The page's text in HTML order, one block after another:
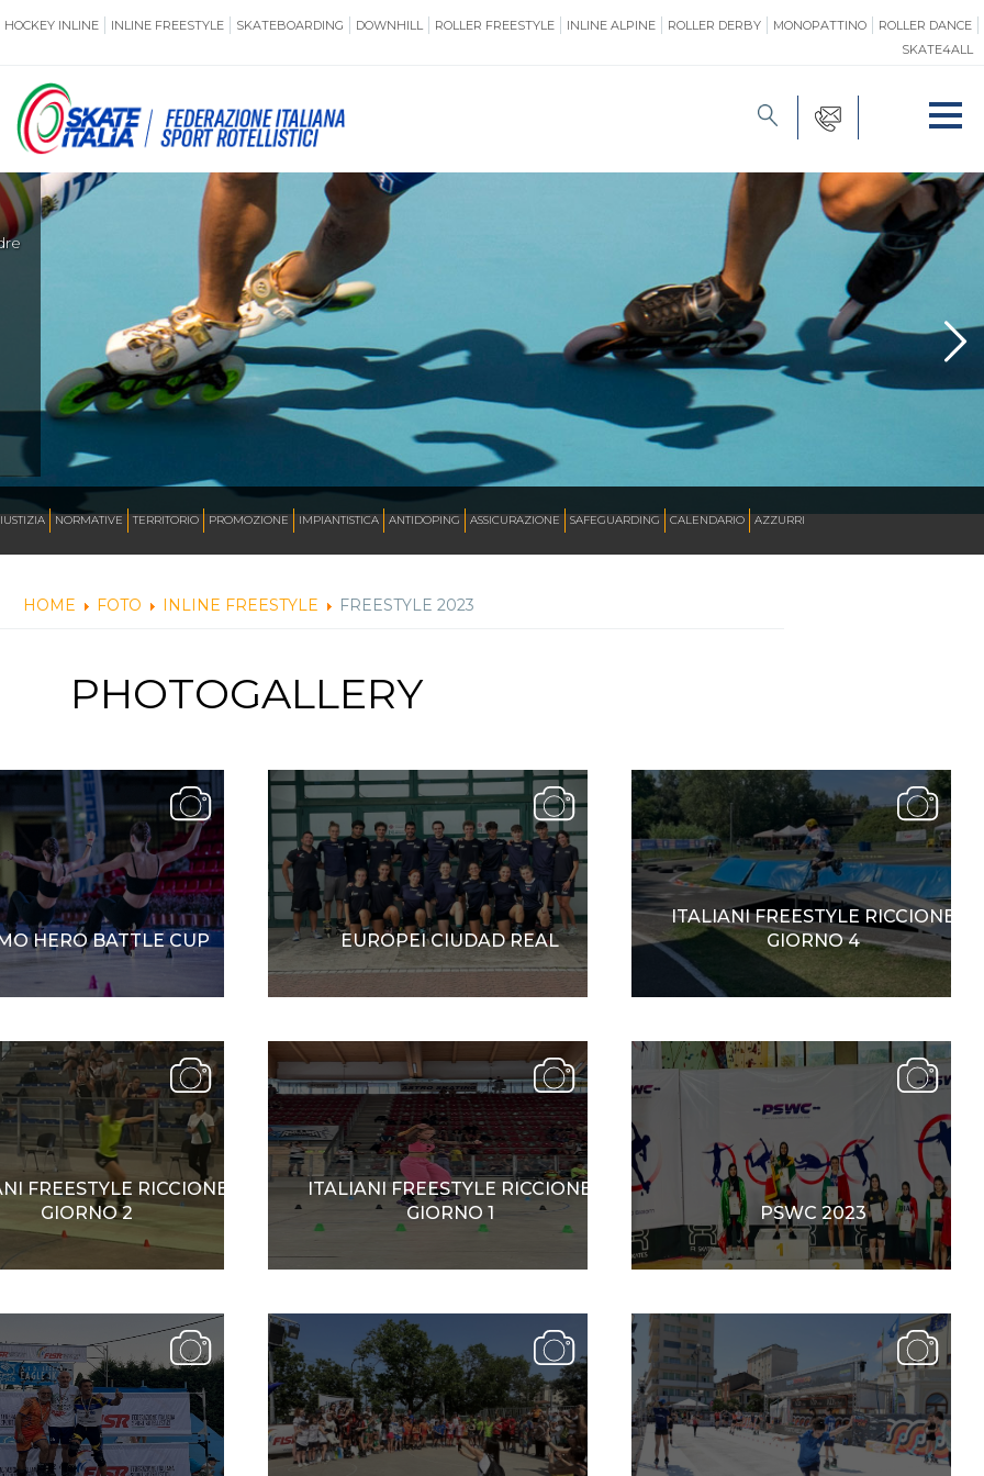
HOCKEY INLINE INLINE FREESTYLE SKATEBOARDING DOWNHILL ROLLER FREESTYLE INLINE ALPINE ROLLER DERBY MONOPATTINO
ROLLER DANCE
SKATE4ALL
NORMATIVE TERRITORIO PROMOZIONE IMPIANTISTICA ANTIDOPING ASSICURAZIONE SAFEGUARDING CALENDARIO AZZURRI
HOME FOTO INLINE FREESTYLE FREESTYLE 2023
PHOTOGALLERY
HERO BATTLE CUP EUROPEI CIUDAD REAL
ITALIANI FREESTYLE RICCIONE
GIORNO 4
FREESTYLE RICCIONE
GIORNO 2
ITALIANI FREESTYLE RICCIONE
GIORNO 1
PSWC 2023
FORMAZIONE
TERRITORIO PROMOZIONE
ANTIDOPING ASSICURAZIONE SAFEGUARDING
AZZURRI
CORSA
INLINE FREESTYLE SKATEBOARDING
ROLLER FREESTYLE INLINE ALPINE
MONOPATTINO ROLLER DANCE
SKATE4ALL
Ricerca Impianti Photogallery Privacy Policy Cookie policy